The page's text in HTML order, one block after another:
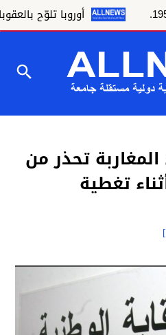
أوروبا تلوّح بالعقوبات
تحذر من
تغطية